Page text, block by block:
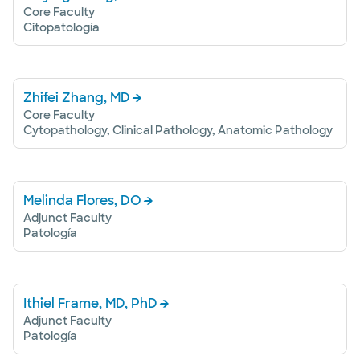
Core Faculty
Citopatología
Zhifei Zhang, MD
Core Faculty
Cytopathology, Clinical Pathology, Anatomic Pathology
Melinda Flores, DO
Adjunct Faculty
Patología
Ithiel Frame, MD, PhD
Adjunct Faculty
Patología